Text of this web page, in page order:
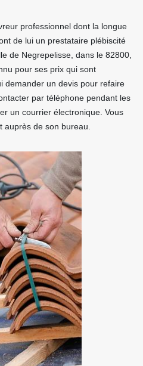
professionnel dont la longue
de lui un prestataire plébiscité
de Negrepelisse, dans le 82800,
pour ses prix qui sont
demander un devis pour refaire
par téléphone pendant les
un courrier électronique. Vous
auprès de son bureau.